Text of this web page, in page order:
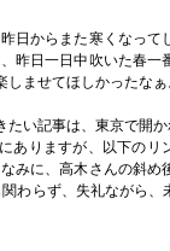
日からまた寒くなって
昨日一日中吹いた春一
ませてほしかったなぁ
い記事は、東京で開か
ありますが、以下のリ
みに、高木さんの斜め
わらず、失礼ながら、